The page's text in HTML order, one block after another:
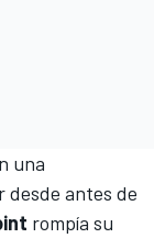
una
desde antes de
rompía su